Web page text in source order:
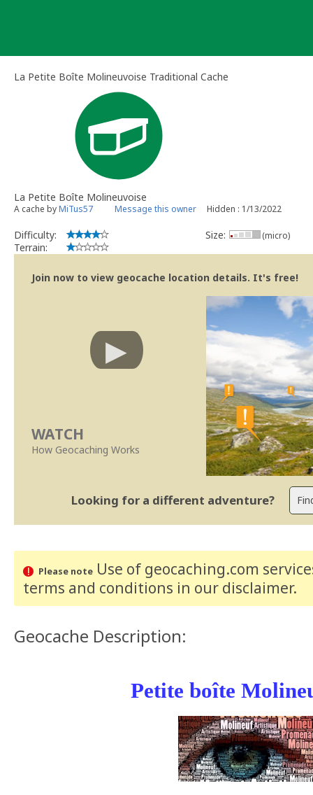
La Petite Boîte Molineuvoise Traditional Cache
La Petite Boîte Molineuvoise
A cache byMiTus57 Message this owner Hidden : 1/13/2022
Difficulty:
Terrain:
Size: (micro)
Join now to view geocache location details. It's free!
WATCH
How Geocaching Works
Looking for a different adventure?
Please noteUse of geocaching.com
terms and conditions in our disclaimer.
Geocache Description:
Petite boîte